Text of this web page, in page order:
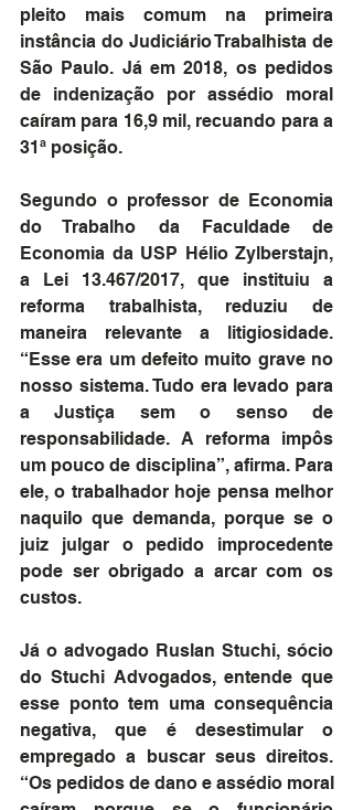
pleito mais comum na primeira
instância do Judiciário Trabalhista de
São Paulo. Já em 2018, os pedidos
de indenização por assédio moral
caíram para 16,9 mil, recuando para a
31ª posição.
Segundo o professor de Economia
do Trabalho da Faculdade de
Economia da USP Hélio Zylberstajn,
a Lei 13.467/2017, que instituiu a
reforma trabalhista, reduziu de
maneira relevante a litigiosidade.
“Esse era um defeito muito grave no
nosso sistema. Tudo era levado para
a Justiça sem o senso de
responsabilidade. A reforma impôs
um pouco de disciplina”, afirma. Para
ele, o trabalhador hoje pensa melhor
naquilo que demanda, porque se o
juiz julgar o pedido improcedente
pode ser obrigado a arcar com os
custos.
Já o advogado Ruslan Stuchi, sócio
do Stuchi Advogados, entende que
esse ponto tem uma consequência
negativa, que é desestimular o
empregado a buscar seus direitos.
“Os pedidos de dano e assédio moral